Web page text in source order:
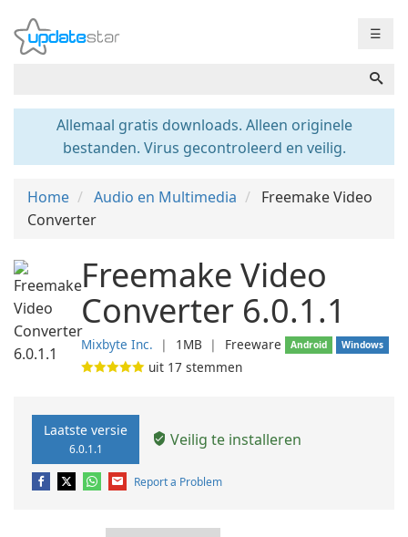
☰
Allemaal gratis downloads. Alleen originele
bestanden. Virus gecontroleerd en veilig.
Home Audio en Multimedia
Freemake Video
Converter
Freemake Video
Converter 6.0.1.1
Mixbyte Inc. ❘ 1MB ❘ Freeware Android Windows
uit 17 stemmen
Laatste versie
6.0.1.1 Veilig te installeren
Report a Problem